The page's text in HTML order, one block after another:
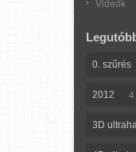
0. szűrés
2012 4
3D